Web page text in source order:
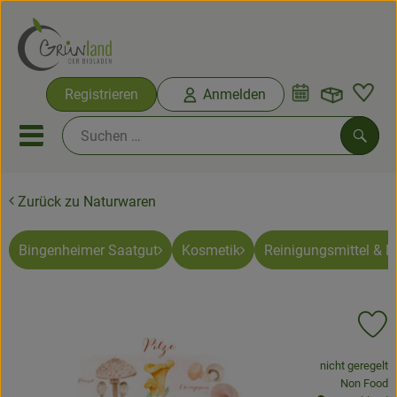
Registrieren Anmelden
Mobiles Menu öffnen oder
Ökokisten
Bio-Kochkisten
Obst & Gemüse
Zurück zu Naturwaren
Bingenheimer Saatgut Kosmetik Reinigungsmittel &
, Verband:
nicht geregelt
,Non Food